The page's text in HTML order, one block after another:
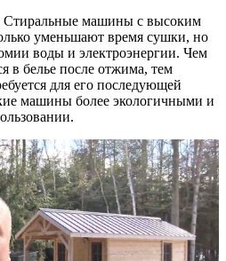
Стиральные машины с высоким
уменьшают время сушки, но
воды и электроэнергии. Чем
в белье после отжима, тем
для его последующей
машины более экологичными и